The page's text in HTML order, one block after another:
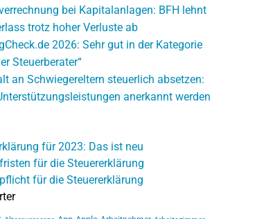
bei Kapitalanlagen: BFH lehnt
trotz hoher Verluste ab
2026: Sehr gut in der Kategorie
Steuerberater“
an Schwiegereltern steuerlich absetzen:
anerkannt werden
für 2023: Das ist neu
für die Steuererklärung
für die Steuererklärung